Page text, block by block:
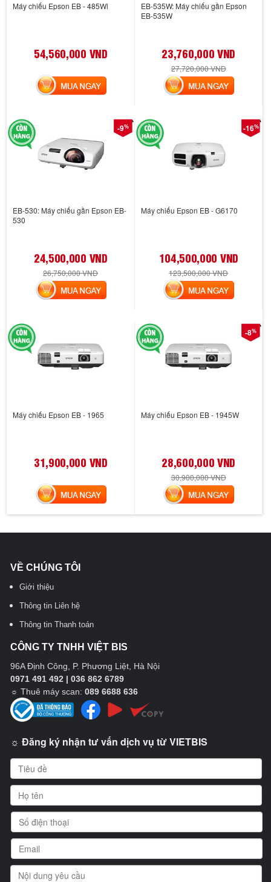
Máy chiếu Epson EB - 485Wi
54,560,000 VND
MUA NGAY
EB-535W: Máy chiếu gần Epson
EB-535W
23,760,000 VND
27,720,000 VND
MUA NGAY
-9%
EB-530: Máy chiếu gần Epson EB-
530
24,500,000 VND
26,750,000 VND
MUA NGAY
-16%
Máy chiếu Epson EB - G6170
104,500,000 VND
123,500,000 VND
MUA NGAY
Máy chiếu Epson EB - 1965
31,900,000 VND
MUA NGAY
-8%
Máy chiếu Epson EB - 1945W
28,600,000 VND
30,900,000 VND
MUA NGAY
VỀ CHÚNG TÔI
Giới thiệu
Thông tin Liên hệ
Thông tin Thanh toán
CÔNG TY TNHH VIỆT BIS
96A Định Công, P. Phương Liệt, Hà Nội
0971 491 492 | 036 862 6789
☼ Thuê máy scan: 089 6688 636
☼ Đăng ký nhận tư vấn dịch vụ từ VIETBIS